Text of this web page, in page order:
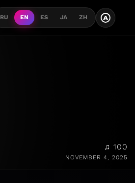
RU EN ES JA ZH A
♫ 100
NOVEMBER 4, 2025